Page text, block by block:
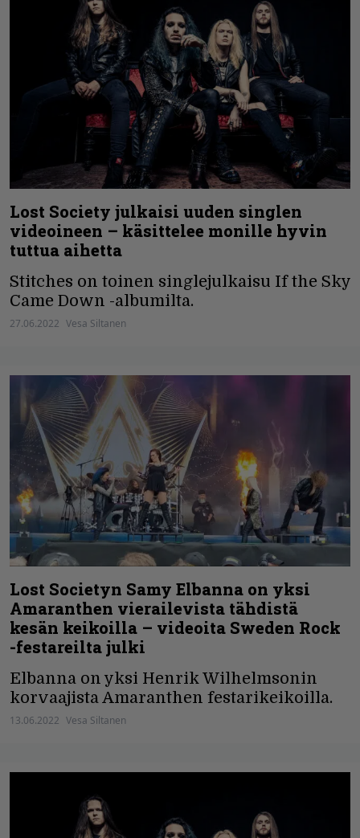
Lost Society julkaisi uuden singlen
videoineen – käsittelee monille hyvin
tuttua aihetta
Stitches on toinen singlejulkaisu If the Sky
Came Down -albumilta.
27.06.2022 Vesa Siltanen
Lost Societyn Samy Elbanna on yksi
Amaranthen vierailevista tähdistä
kesän keikoilla – videoita Sweden Rock
-festareilta julki
Elbanna on yksi Henrik Wilhelmsonin
korvaajista Amaranthen festarikeikoilla.
13.06.2022 Vesa Siltanen